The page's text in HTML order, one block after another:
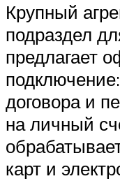
Крупный
подраздел
предлагает
договора и
на личный
карт и